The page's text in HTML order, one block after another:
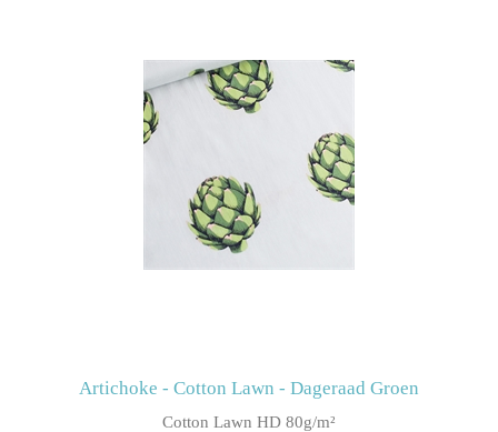
Artichoke - Cotton Lawn - Dageraad Groen
Cotton Lawn HD 80g/m²